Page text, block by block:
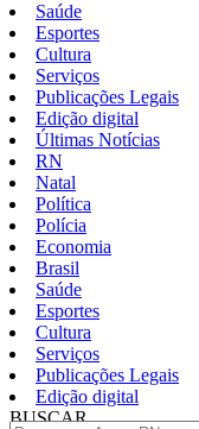
Saúde
Esportes
Cultura
Serviços
Publicações Legais
Edição digital
Últimas Notícias
RN
Natal
Política
Polícia
Economia
Brasil
Saúde
Esportes
Cultura
Serviços
Publicações Legais
Edição digital
BUSCAR